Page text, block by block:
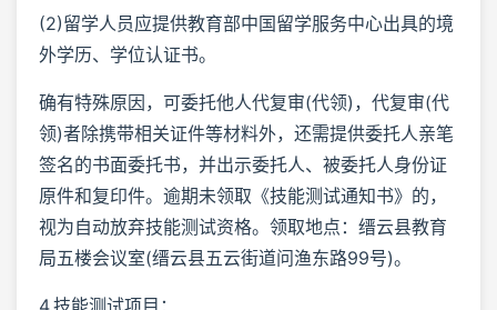
(2)留学人员应提供教育部中国留学服务中心出具的境
外学历、学位认证书。
确有特殊原因，可委托他人代复审(代领)，代复审(代
领)者除携带相关证件等材料外，还需提供委托人亲笔
签名的书面委托书，并出示委托人、被委托人身份证
原件和复印件。逾期未领取《技能测试通知书》的，
视为自动放弃技能测试资格。领取地点：缙云县教育
局五楼会议室(缙云县五云街道问渔东路99号)。
4.技能测试项目：